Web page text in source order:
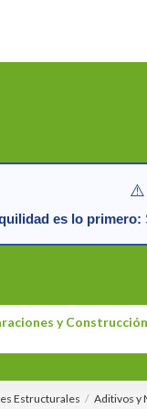
⚠️
es lo primero:
y
Estructurales Aditivos y